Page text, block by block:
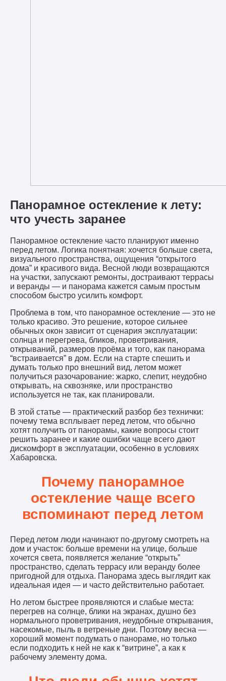
Панорамное остекление к лету:
что учесть заранее
Панорамное остекление часто планируют именно
перед летом. Логика понятная: хочется больше света,
визуального пространства, ощущения “открытого
дома” и красивого вида. Весной люди возвращаются
на участки, запускают ремонты, достраивают террасы
и веранды — и панорама кажется самым простым
способом быстро усилить комфорт.
Проблема в том, что панорамное остекление — это не
только красиво. Это решение, которое сильнее
обычных окон зависит от сценария эксплуатации:
солнца и перегрева, бликов, проветривания,
открываний, размеров проёма и того, как панорама
“встраивается” в дом. Если на старте спешить и
думать только про внешний вид, летом может
получиться разочарование: жарко, слепит, неудобно
открывать, на сквозняке, или пространство
используется не так, как планировали.
В этой статье — практический разбор без технички:
почему тема всплывает перед летом, что обычно
хотят получить от панорамы, какие вопросы стоит
решить заранее и какие ошибки чаще всего дают
дискомфорт в эксплуатации, особенно в условиях
Хабаровска.
Почему панорамное
остекление чаще всего
вспоминают перед летом
Перед летом люди начинают по-другому смотреть на
дом и участок: больше времени на улице, больше
хочется света, появляется желание “открыть”
пространство, сделать террасу или веранду более
пригодной для отдыха. Панорама здесь выглядит как
идеальная идея — и часто действительно работает.
Но летом быстрее проявляются и слабые места:
перегрев на солнце, блики на экранах, душно без
нормального проветривания, неудобные открывания,
насекомые, пыль в ветреные дни. Поэтому весна —
хороший момент подумать о панораме, но только
если подходить к ней не как к “витрине”, а как к
рабочему элементу дома.